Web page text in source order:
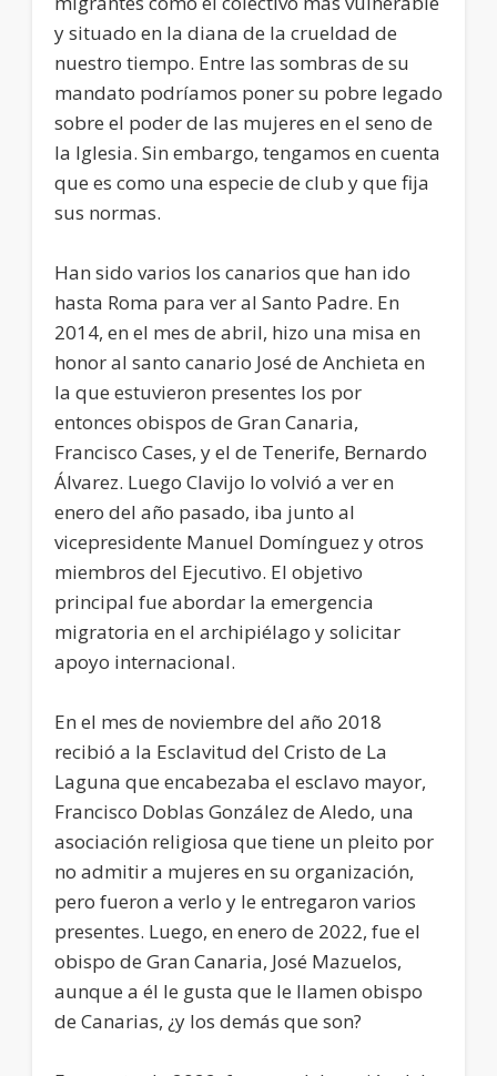
y situado en la diana de la crueldad de
nuestro tiempo. Entre las sombras de su
mandato podríamos poner su pobre legado
sobre el poder de las mujeres en el seno de
la Iglesia. Sin embargo, tengamos en cuenta
que es como una especie de club y que fija
sus normas.
Han sido varios los canarios que han ido
hasta Roma para ver al Santo Padre. En
2014, en el mes de abril, hizo una misa en
honor al santo canario José de Anchieta en
la que estuvieron presentes los por
entonces obispos de Gran Canaria,
Francisco Cases, y el de Tenerife, Bernardo
Álvarez. Luego Clavijo lo volvió a ver en
enero del año pasado, iba junto al
vicepresidente Manuel Domínguez y otros
miembros del Ejecutivo. El objetivo
principal fue abordar la emergencia
migratoria en el archipiélago y solicitar
apoyo internacional.
En el mes de noviembre del año 2018
recibió a la Esclavitud del Cristo de La
Laguna que encabezaba el esclavo mayor,
Francisco Doblas González de Aledo, una
asociación religiosa que tiene un pleito por
no admitir a mujeres en su organización,
pero fueron a verlo y le entregaron varios
presentes. Luego, en enero de 2022, fue el
obispo de Gran Canaria, José Mazuelos,
aunque a él le gusta que le llamen obispo
de Canarias, ¿y los demás que son?